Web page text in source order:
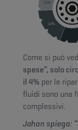
Come si può
spese”, solo
il 4% per le
fluidi sono una
complessivi.
Johan spiega: